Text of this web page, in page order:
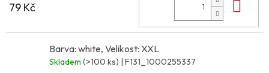
79 Kč
Barva: white, Velikost: XXL
Skladem (>100 ks) | F131_1000255337